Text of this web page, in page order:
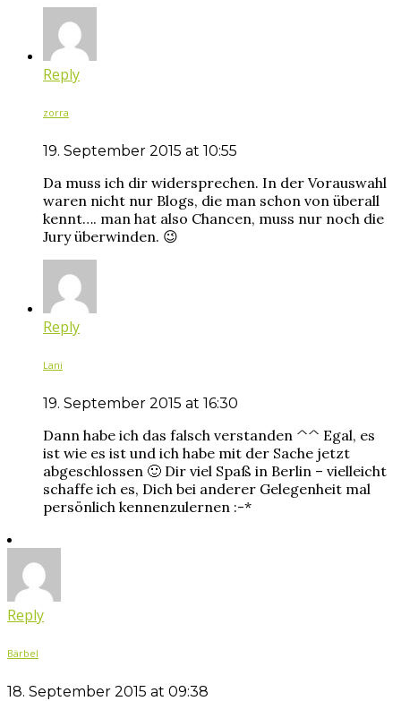
Reply
zorra
19. September 2015 at 10:55
Da muss ich dir widersprechen. In der Vorauswahl
waren nicht nur Blogs, die man schon von überall
kennt…. man hat also Chancen, muss nur noch die
Jury überwinden. 😉
Reply
Lani
19. September 2015 at 16:30
Dann habe ich das falsch verstanden ^^ Egal, es
ist wie es ist und ich habe mit der Sache jetzt
abgeschlossen 🙂 Dir viel Spaß in Berlin – vielleicht
schaffe ich es, Dich bei anderer Gelegenheit mal
persönlich kennenzulernen :-*
Reply
Bärbel
18. September 2015 at 09:38